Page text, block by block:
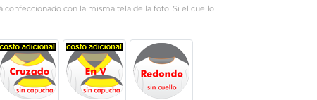
confeccionado con la misma tela de la foto. Si el cuello